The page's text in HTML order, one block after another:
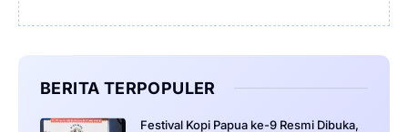
BERITA TERPOPULER
Festival Kopi Papua ke-9 Resmi Dibuka,